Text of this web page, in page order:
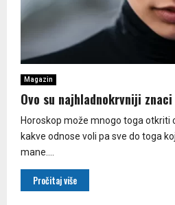
Magazin
Ovo su najhladnokrvniji
Horoskop može mnogo toga otkriti
kakve odnose voli pa sve do toga
mane....
Pročitaj više